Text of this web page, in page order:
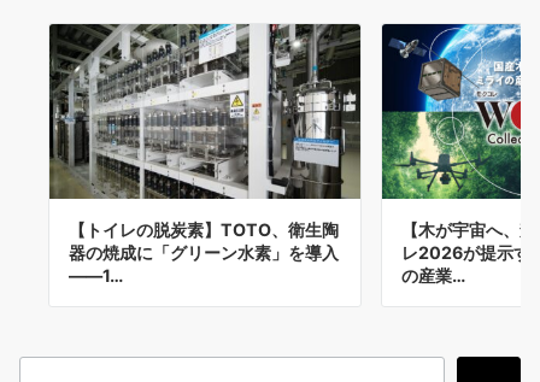
【トイレの脱炭素】TOTO、衛生陶
器の焼成に「グリーン水素」を導入
——1…
【木が宇宙へ、
レ2026が提示す
の産業…